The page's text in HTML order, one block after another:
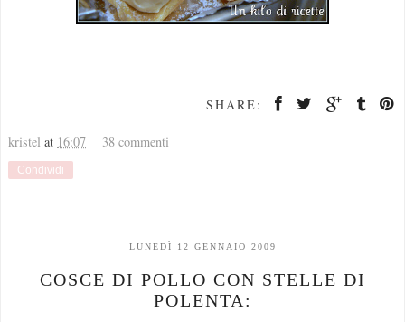
SHARE:
kristel at 16:07 38 commenti
Condividi
LUNEDÌ 12 GENNAIO 2009
COSCE DI POLLO CON STELLE DI
POLENTA: